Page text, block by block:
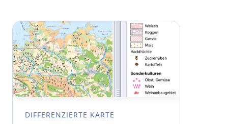
DIFFERENZIERTE KARTE